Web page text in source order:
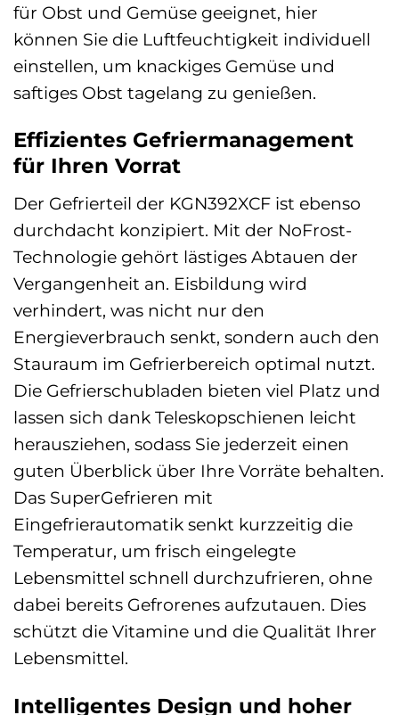
für Obst und Gemüse geeignet, hier
können Sie die Luftfeuchtigkeit individuell
einstellen, um knackiges Gemüse und
saftiges Obst tagelang zu genießen.
Effizientes Gefriermanagement
für Ihren Vorrat
Der Gefrierteil der KGN392XCF ist ebenso
durchdacht konzipiert. Mit der NoFrost-
Technologie gehört lästiges Abtauen der
Vergangenheit an. Eisbildung wird
verhindert, was nicht nur den
Energieverbrauch senkt, sondern auch den
Stauraum im Gefrierbereich optimal nutzt.
Die Gefrierschubladen bieten viel Platz und
lassen sich dank Teleskopschienen leicht
herausziehen, sodass Sie jederzeit einen
guten Überblick über Ihre Vorräte behalten.
Das SuperGefrieren mit
Eingefrierautomatik senkt kurzzeitig die
Temperatur, um frisch eingelegte
Lebensmittel schnell durchzufrieren, ohne
dabei bereits Gefrorenes aufzutauen. Dies
schützt die Vitamine und die Qualität Ihrer
Lebensmittel.
Intelligentes Design und hoher